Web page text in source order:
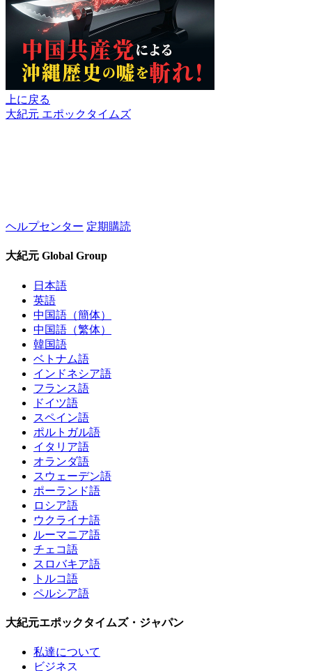
上に戻る
大紀元 エポックタイムズ
ヘルプセンター 定期購読
大紀元 Global Group
日本語
英語
中国語（簡体）
中国語（繁体）
韓国語
ベトナム語
インドネシア語
フランス語
ドイツ語
スペイン語
ポルトガル語
イタリア語
オランダ語
スウェーデン語
ポーランド語
ロシア語
ウクライナ語
ルーマニア語
チェコ語
スロバキア語
トルコ語
ペルシア語
大紀元エポックタイムズ・ジャパン
私達について
ビジネス